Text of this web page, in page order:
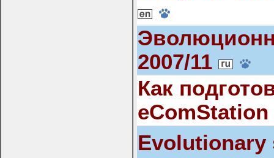
2007/11
Как
Evolutionary